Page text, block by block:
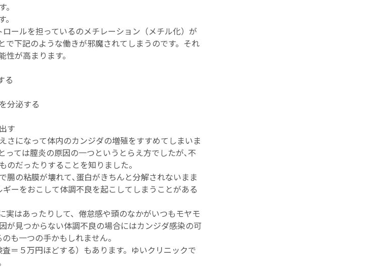
ールを担っているのメチレーション（メチル化）が
で下記のような働きが邪魔されてしまうのです。それ
が高まります。
る
分泌する
す
さになって体内のカンジダの増殖をすすめてしまいま
っては膣炎の原因の一つというとらえ方でしたが､不
だったりすることを知りました。
腸の粘膜が壊れて､蛋白がきちんと分解されないまま
ーをおこして体調不良を起こしてしまうことがある
実はあったりして、倦怠感や頭のなかがいつもモヤモ
が見つからない体調不良の場合にはカンジダ感染の可
も一つの手かもしれません。
＝５万円ほどする）もあります。ゆいクリニックで